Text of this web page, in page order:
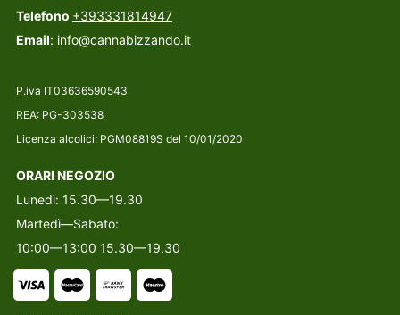
Telefono +393331814947
Email: info@cannabizzando.it
P.iva IT03636590543
REA: PG-303538
Licenza alcolici: PGM08819S del 10/01/2020
ORARI NEGOZIO
Lunedì: 15.30—19.30
Martedì—Sabato:
10:00—13:00 15.30—19.30